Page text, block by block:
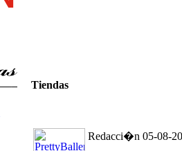
Tiendas
Redacci�n 05-08-